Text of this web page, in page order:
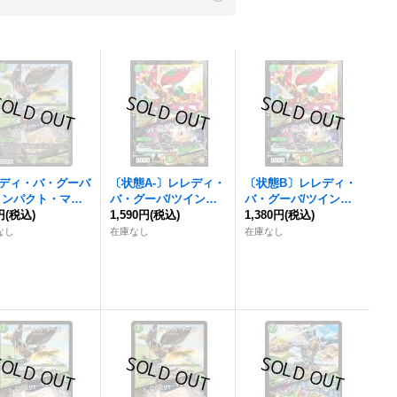
ィ・バ・グーバ
パクト・マッ
{BD08a3/13}
》
(税込)
し
〔状態A-〕 レレディ・
バ・グーバ/ツインパ
クト・マップ【-】{P1
04/Y17}《自然》
1,590円(税込)
在庫なし
〔状態B〕 レレディ・
バ・グーバ/ツインパ
クト・マップ【-】{P1
04/Y17}《自然》
1,380円(税込)
在庫なし